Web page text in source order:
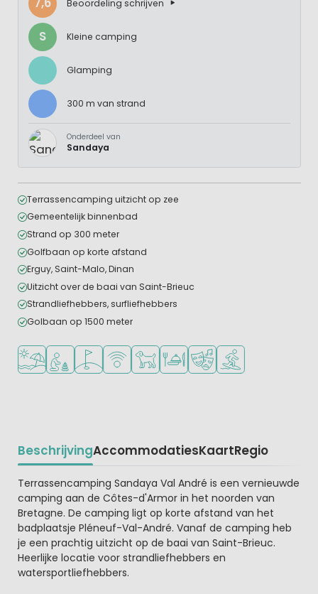
Beoordeling schrijven
S Kleine camping
Glamping
300 m van strand
Onderdeel van
Sandaya
Terrassencamping uitzicht op zee
Gemeentelijk binnenbad
Strand op 300 meter
Golfbaan op korte afstand
Erguy, Saint-Malo, Dinan
Uitzicht over de baai van Saint-Brieuc
Strandliefhebbers, surfliefhebbers
Golbaan op 1500 meter
Ligt bij strand en zee
Aanbevolen voor jonge kinderen
Golfbaan in de buurt
WiFi beschikbaar
Huisdieren toegestaan
Restaurant of pizzeria
Animatieprogramma
BeschrijvingAccommodatiesKaartRegio
Beschrijving
Terrassencamping Sandaya Val André is een vernieuwde
camping aan de Côtes-d'Armor in het noorden van
Bretagne. De camping ligt op korte afstand van het
badplaatsje Pléneuf-Val-André. Vanaf de camping heb
je een prachtig uitzicht op de baai van Saint-Brieuc.
Heerlijke locatie voor strandliefhebbers en
watersportliefhebbers.